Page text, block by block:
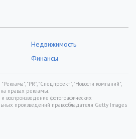
Недвижимость
Финансы
"PR", "Спецпроект", "Новости компаний",
на правах рекламы.
воспроизведение фотографических
произведений правообладателя Getty Images